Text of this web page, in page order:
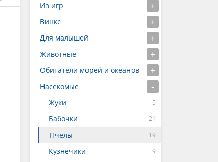
Из игр
Винкс
Для малышей
Животные
Обитатели морей и океанов
Насекомые
Жуки
Бабочки
Пчелы
Кузнечики